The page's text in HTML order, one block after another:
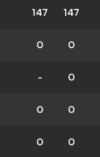
147 147
0 0
- 0
0 0
0 0